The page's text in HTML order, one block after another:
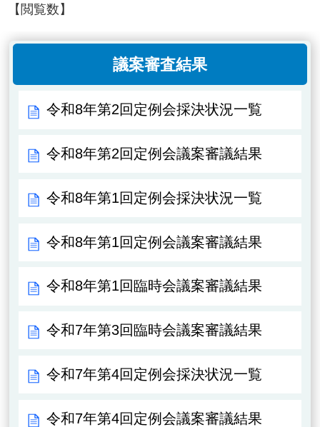
【閲覧数】
議案審査結果
令和8年第2回定例会採決状況一覧
令和8年第2回定例会議案審議結果
令和8年第1回定例会採決状況一覧
令和8年第1回定例会議案審議結果
令和8年第1回臨時会議案審議結果
令和7年第3回臨時会議案審議結果
令和7年第4回定例会採決状況一覧
令和7年第4回定例会議案審議結果